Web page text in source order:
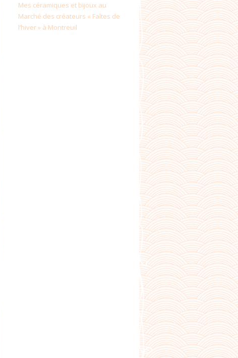
Mes céramiques et bijoux au
Marché des créateurs « Faîtes de
l’hiver » à Montreuil